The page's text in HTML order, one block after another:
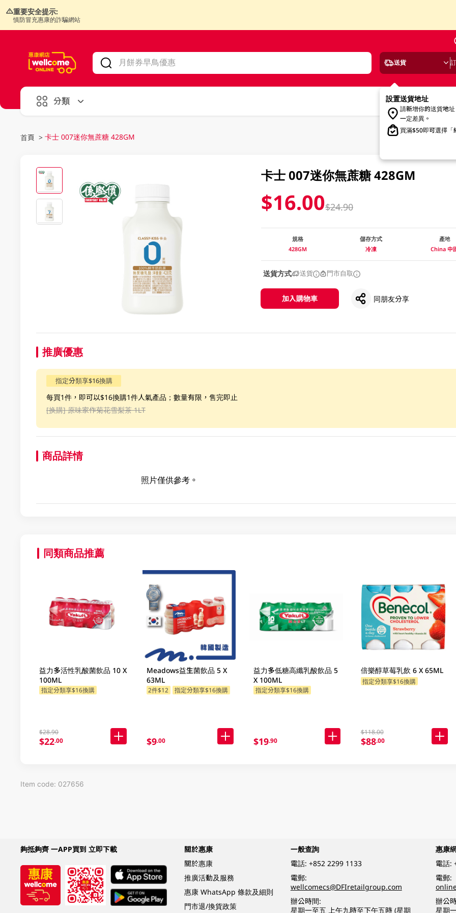
重要安全提示:
慎防冒充惠康的詐騙網站
送貨
設置送貨地址
請新增你的送貨地
一定差異。
買滿$50即可選擇「
分類
首頁 > 卡士 007迷你無蔗糖 428GM
卡士 007迷你無蔗糖 428GM
$16.00$24.90
規格
428GM
儲存方式
冷凍
產地
China 中
送貨方式 送貨 門市自取
加入購物車 同朋友分享
推廣優惠
指定分類享$16換購
每買1件，即可以$16換購1件人氣產品；數量有限，售完即止
[换購] 原味家作菊花雪梨茶 1LT
商品詳情
照片僅供參考。
同類商品推薦
益力多活性乳酸菌飲品 10 X
100ML
指定分類享$16換購
$28.90
$22.00
Meadows益生菌飲品 5 X
63ML
2件$12 指定分類享$16換購
$9.00
益力多低糖高纖乳酸飲品 5
X 100ML
指定分類享$16換購
$19.90
倍樂醇草莓乳飲 6 X 65ML
指定分類享$16換購
$118.00
$88.00
Item code: 027656
夠抵夠齊 一APP買到 立即下載
關於惠康
關於惠康
推廣活動及服務
惠康 WhatsApp 條款及細則
門市退/換貨政策
一般查詢
電話: +852 2299 1133
電郵:
wellcomecs@DFIretailgroup.com
辦公時間:
星期一至五 上午九時至下午五時 (星期
惠康
電話:
電郵:
辦公
星期